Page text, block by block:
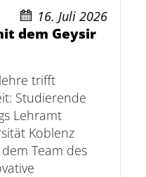
16. Juli 2026
dem Geysir
trifft
Studierende
Lehramt
Koblenz
Team des